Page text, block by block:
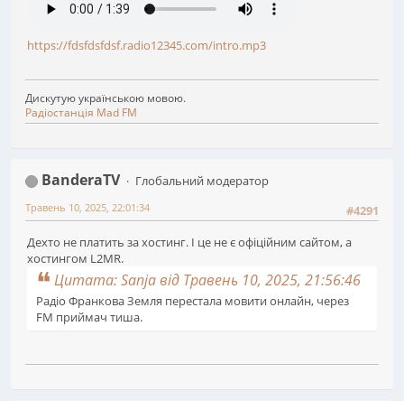
https://fdsfdsfdsf.radio12345.com/intro.mp3
Дискутую українською мовою.
Радіостанція Mad FM
BanderaTV
Глобальний модератор
#4291
Травень 10, 2025, 22:01:34
Дехто не платить за хостинг. І це не є офіційним сайтом, а
хостингом L2MR.
Цитата: Sanja від Травень 10, 2025, 21:56:46
Радіо Франкова Земля перестала мовити онлайн, через
FM приймач тиша.